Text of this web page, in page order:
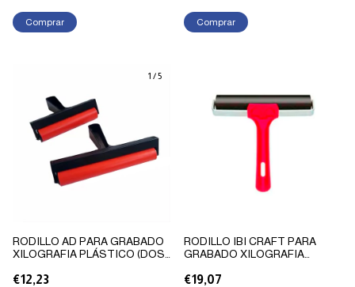
Comprar
1 /5
RODILLO AD PARA GRABADO
XILOGRAFIA PLÁSTICO (DOS
€12,23
RODILLO IBI CRAFT PARA
GRABADO XILOGRAFIA
€19,07